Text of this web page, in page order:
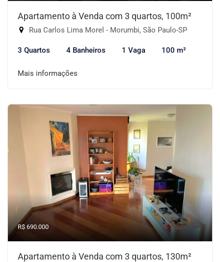
Apartamento à Venda com 3 quartos, 100m²
Rua Carlos Lima Morel - Morumbi, São Paulo-SP
3 Quartos 4 Banheiros 1 Vaga 100 m²
Mais informações
R$ 690.000
Apartamento à Venda com 3 quartos, 130m²